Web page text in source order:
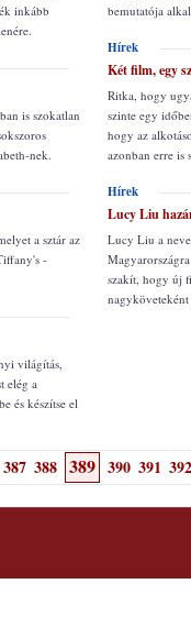
inkább
is szokatlan
nek.
a sztár az
-
világítás,
elég a
és készítse el
bemutatója
Hírek
Két film, egy
Ritka, hogy
szinte egy
hogy az
azonban erre is
Hírek
Lucy Liu
Lucy Liu a
szakít, hogy új
nagyköveteként
387 388 389 390 391 392